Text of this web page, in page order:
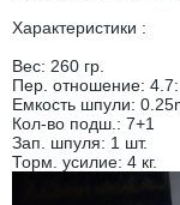
Характеристики :
Вес: 260 гр.
Пер. отношение:
Емкость шпули:
Кол-во подш.: 7+1
Зап. шпуля: 1 шт.
Торм. усилие: 4 кг.